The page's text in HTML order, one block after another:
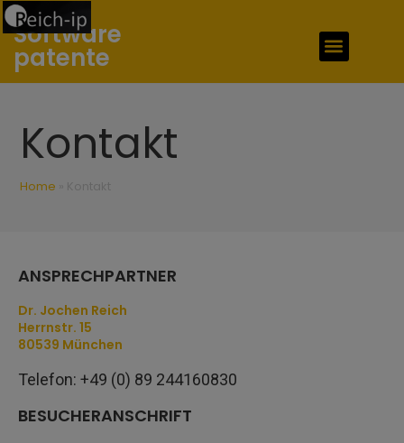
Software
patente
Kontakt
Home
ANSPRECHPARTNER
Dr. Jochen Reich
Herrnstr. 15
80539 München
Telefon: +49 (0) 89 244160830
BESUCHERANSCHRIFT